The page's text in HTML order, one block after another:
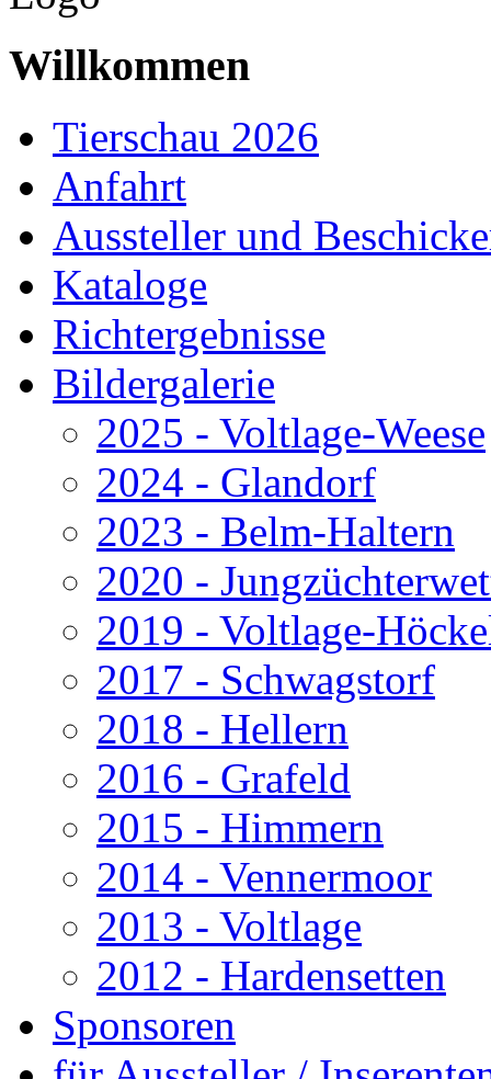
Willkommen
Tierschau 2026
Anfahrt
Aussteller und
Kataloge
Richtergebnisse
Bildergalerie
2025 - Voltlage-Weese
2024 - Glandorf
2023 - Belm-Haltern
2020 -
2019 - Voltlage-
2017 - Schwagstorf
2018 - Hellern
2016 - Grafeld
2015 - Himmern
2014 - Vennermoor
2013 - Voltlage
2012 - Hardensetten
Sponsoren